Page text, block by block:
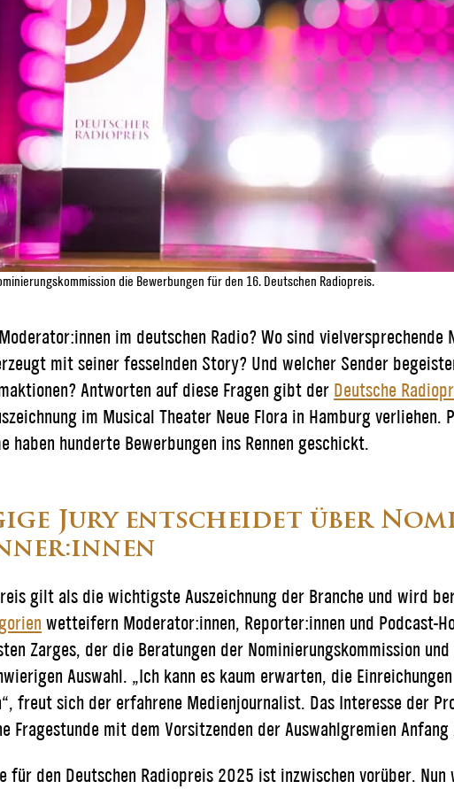
die Bewerbungen für den 16. Deutschen Radiopreis.
im deutschen Radio? Wo sind vielversprechende
mit seiner fesselnden Story? Und welcher Sender
Antworten auf diese Fragen gibt der Deutsche
im Musical Theater Neue Flora in Hamburg
haben hunderte Bewerbungen ins Rennen geschickt.
Jury entscheidet über
gilt als die wichtigste Auszeichnung der Branche und wird
wetteifern Moderator:innen, Reporter:innen und Podcast-
Zarges, der die Beratungen der Nominierungskommission
Auswahl. „Ich kann es kaum erwarten, die
freut sich der erfahrene Medienjournalist. Das Interesse der
Fragestunde mit dem Vorsitzenden der Auswahlgremien
für den Deutschen Radiopreis 2025 ist inzwischen vorüber. Nun